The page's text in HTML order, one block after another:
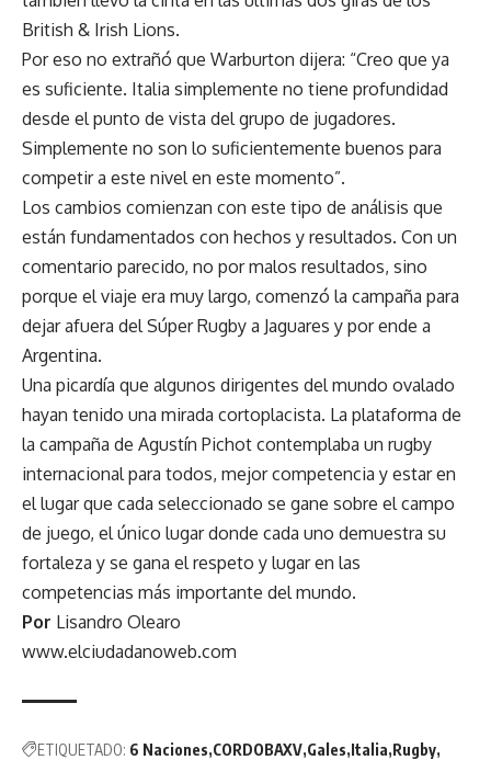
British & Irish Lions.
Por eso no extrañó que Warburton dijera: “Creo que ya
es suficiente. Italia simplemente no tiene profundidad
desde el punto de vista del grupo de jugadores.
Simplemente no son lo suficientemente buenos para
competir a este nivel en este momento”.
Los cambios comienzan con este tipo de análisis que
están fundamentados con hechos y resultados. Con un
comentario parecido, no por malos resultados, sino
porque el viaje era muy largo, comenzó la campaña para
dejar afuera del Súper Rugby a Jaguares y por ende a
Argentina.
Una picardía que algunos dirigentes del mundo ovalado
hayan tenido una mirada cortoplacista. La plataforma de
la campaña de Agustín Pichot contemplaba un rugby
internacional para todos, mejor competencia y estar en
el lugar que cada seleccionado se gane sobre el campo
de juego, el único lugar donde cada uno demuestra su
fortaleza y se gana el respeto y lugar en las
competencias más importante del mundo.
Por Lisandro Olearo
www.elciudadanoweb.com
ETIQUETADO: 6 Naciones CORDOBAXV Gales Italia Rugby